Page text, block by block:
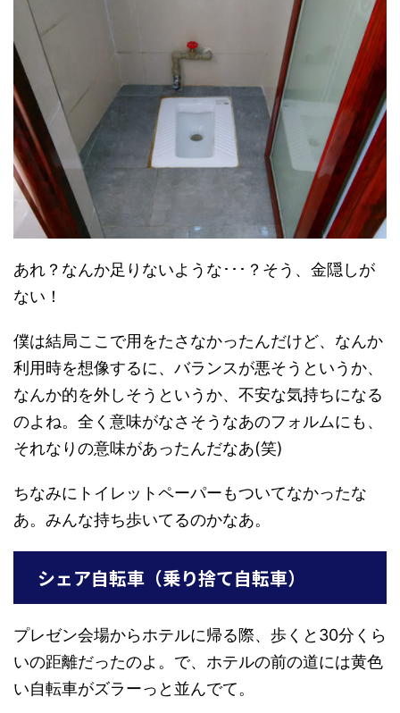
あれ？なんか足りないような･･･？そう、金隠しが
ない！
僕は結局ここで用をたさなかったんだけど、なんか
利用時を想像するに、バランスが悪そうというか、
なんか的を外しそうというか、不安な気持ちになる
のよね。全く意味がなさそうなあのフォルムにも、
それなりの意味があったんだなあ(笑)
ちなみにトイレットペーパーもついてなかったな
あ。みんな持ち歩いてるのかなあ。
シェア自転車（乗り捨て自転車）
プレゼン会場からホテルに帰る際、歩くと30分くら
いの距離だったのよ。で、ホテルの前の道には黄色
い自転車がズラーっと並んでて。